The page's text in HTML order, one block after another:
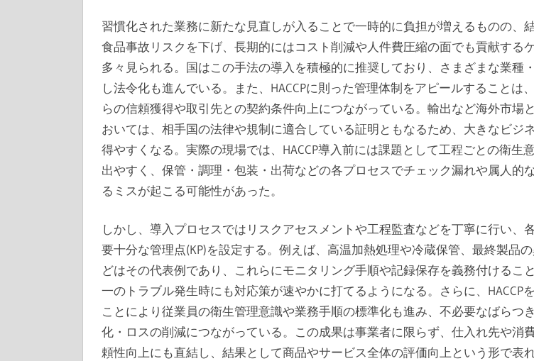
習慣化された業務に新たな見直しが入ることで一時的に負担が増えるものの、
食品事故リスクを下げ、長期的にはコスト削減や人件費圧縮の面でも貢献する
多々見られる。国はこの手法の導入を積極的に推奨しており、さまざまな業種
し法令化も進んでいる。また、HACCPに則った管理体制をアピールすることは
らの信頼獲得や取引先との契約条件向上につながっている。輸出など海外市場
おいては、相手国の法律や規制に適合している証明ともなるため、大きなビジ
得やすくなる。実際の現場では、HACCP導入前には課題として工程ごとの衛生
出やすく、保管・調理・包装・出荷などの各プロセスでチェック漏れや属人的
るミスが起こる可能性があった。
しかし、導入プロセスではリスクアセスメントや工程監査などを丁寧に行い、
要十分な管理点(KP)を設定する。例えば、高温加熱処理や冷蔵保管、最終製品
どはその代表例であり、これらにモニタリング手順や記録保存を義務付けるこ
一のトラブル発生時にも対応策が速やかに打てるようになる。さらに、HACCP
ことにより従業員の衛生管理意識や業務手順の標準化も進み、不必要なばらつ
化・ロスの削減につながっている。この成果は事業者に限らず、仕入れ先や消
頼性向上にも直結し、結果として商品やサービス全体の評価向上という形で表